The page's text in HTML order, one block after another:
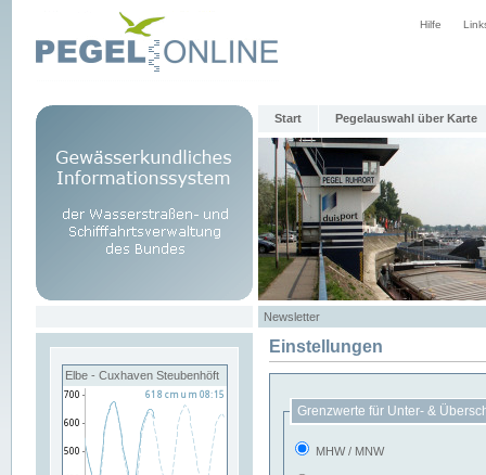
Hilfe
Start Pegelauswahl über Karte
Newsletter
Elbe - Cuxhaven Steubenhöft
Einstellungen
Grenzwerte für Unter- &
MHW / MNW